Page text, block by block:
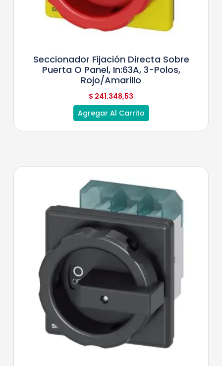
Seccionador Fijación Directa Sobre
Puerta O Panel, In:63A, 3-Polos,
Rojo/Amarillo
$ 241.348,53
Agregar Al Carrito